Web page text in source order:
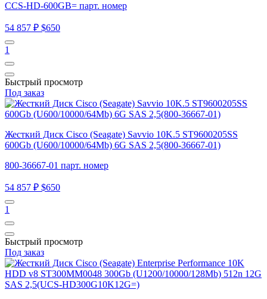
CCS-HD-600GB= парт. номер
54 857 ₽ $650
1
Быстрый просмотр
Под заказ
Жесткий Диск Cisco (Seagate) Savvio 10K.5 ST9600205SS
600Gb (U600/10000/64Mb) 6G SAS 2,5(800-36667-01)
800-36667-01 парт. номер
54 857 ₽ $650
1
Быстрый просмотр
Под заказ